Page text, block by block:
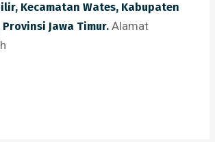
Kecamatan Wates, Kabupaten
Jawa Timur. Alamat